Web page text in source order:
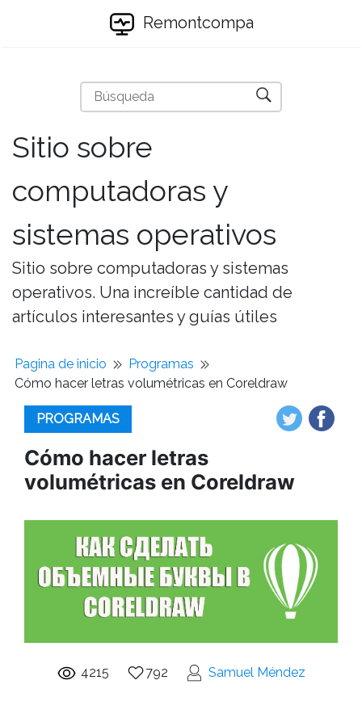
Remontcompa
Sitio sobre
computadoras y
sistemas operativos
Sitio sobre computadoras y sistemas
operativos. Una increíble cantidad de
artículos interesantes y guías útiles
Pagina de inicio
Programas
Cómo hacer letras volumétricas en Coreldraw
PROGRAMAS
Cómo hacer letras
volumétricas en Coreldraw
4215 792 Samuel Méndez